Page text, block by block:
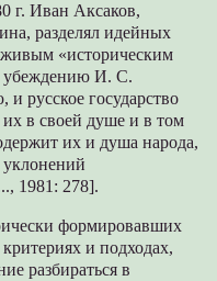
г. Иван Аксаков,
разделял идейных
«историческим
убеждению И. С.
русское государство
в своей душе и в том
их и душа народа,
1981: 278].
формировавших
и подходах,
разбираться в